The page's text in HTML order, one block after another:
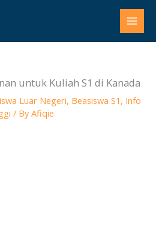
untuk Kuliah S1 di Kanada
Luar Negeri, Beasiswa S1 , Info
/ ByAfiqie